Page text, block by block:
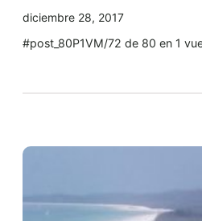
diciembre 28, 2017
#post_80P1VM/72 de 80 en 1